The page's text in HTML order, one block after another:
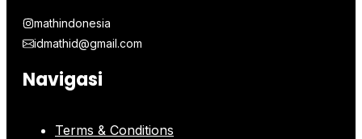
mathindonesia
idmathid@gmail.com
Navigasi
Terms & Conditions